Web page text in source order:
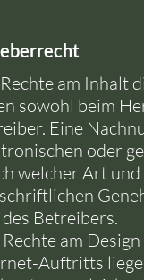
am Inhalt
sowohl beim
Eine
oder
welcher Art
Betreibers.
am
Auftritts